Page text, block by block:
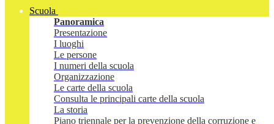
Scuola
Panoramica
Presentazione
I luoghi
Le persone
I numeri della scuola
Organizzazione
Le carte della scuola
Consulta le principali carte della scuola
La storia
Piano triennale per la prevenzione della corruzione e